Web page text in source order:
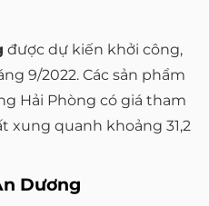
được dự kiến khởi công,
9/2022. Các sản phẩm
Hải Phòng có giá tham
xung quanh khoảng 31,2
Dương